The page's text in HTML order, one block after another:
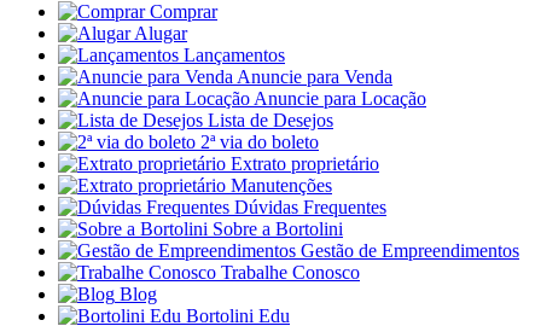
Comprar
Alugar
Lançamentos
Anuncie para Venda
Anuncie para Locação
Lista de Desejos
2ª via do boleto
Extrato proprietário
Manutenções
Dúvidas Frequentes
Sobre a Bortolini
Gestão de Empreendimentos
Trabalhe Conosco
Blog
Bortolini Edu